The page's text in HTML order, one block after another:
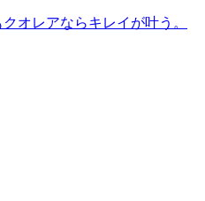
オレアならキレイが叶う。